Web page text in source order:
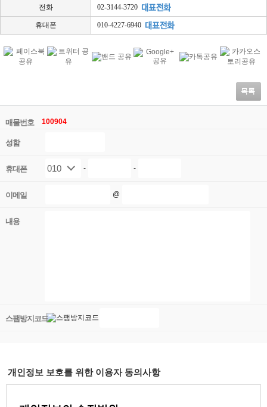
전화 02-3144-3720
휴대폰 010-4227-6940
목록
매물번호 100904
성함
휴대폰 - -
이메일 @
내용
스팸방지코드
개인정보 보호를 위한 이용자 동의사항